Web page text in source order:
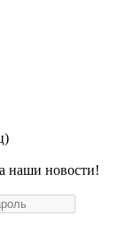
наши новости!